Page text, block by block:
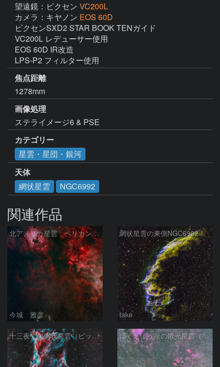
望遠鏡：ビクセン VC200L
カメラ：キヤノン EOS 60D
ビクセンSXD2 STAR BOOK TENガイド
VC200L レデューサー使用
EOS 60D IR改造
LPS-P2 フィルター使用
焦点距離
1278mm
画像処理
ステライメージ6 & PSE
カテゴリー
星雲・星団・銀河
天体
網状星雲
NGC6992
関連作品
北アメリカ星雲，ペリカン星雲，サドル付近，クレセント星雲，網状星雲・・・etc
今城 雅彦
網状星雲の東側NGC6992
take
十三夜での網状星雲（ピッカリングの三角） はくちょう座の散光星雲（１００ｍｍ）